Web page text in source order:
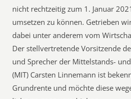
nicht rechtzeitig zum 1. Januar
umsetzen zu können. Getrieben
dabei unter anderem vom
Der stellvertretende Vorsitzende
und Sprecher der Mittelstands-
(MIT) Carsten Linnemann ist
Grundrente und möchte diese